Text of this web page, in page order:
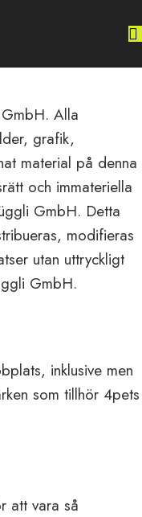
Alla
grafik,
material på denna
och immateriella
GmbH. Detta
modifieras
utan uttryckligt
GmbH.
inklusive men
som tillhör 4pets
att vara så